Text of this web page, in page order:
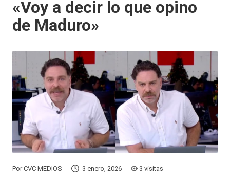
a
s
y
F
ar
á
n
d
farándula,
Realitys,
Brava,
Gran
Hermano
-
Tendencias
«Voy a decir lo que opino
de Maduro»
PorCVC MEDIOS 3 enero, 2026 3 visitas